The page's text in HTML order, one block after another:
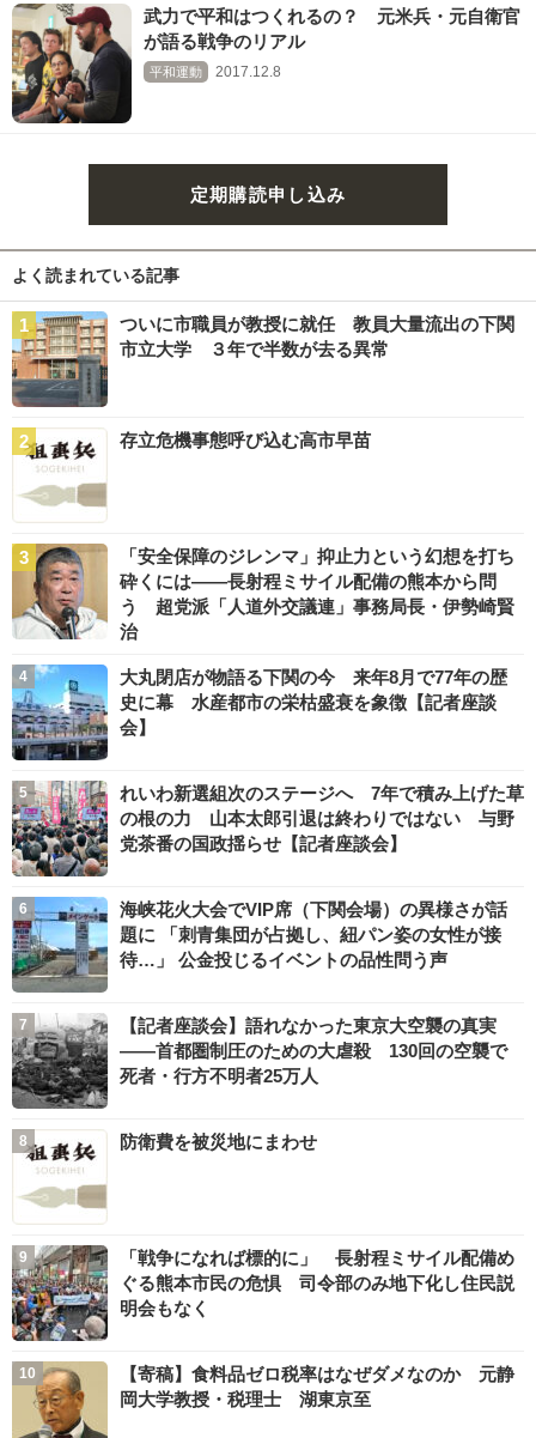
武力で平和はつくれるの？ 元米兵・元自衛官
が語る戦争のリアル
平和運動 2017.12.8
定期購読申し込み
よく読まれている記事
ついに市職員が教授に就任 教員大量流出の下関
市立大学 ３年で半数が去る異常
存立危機事態呼び込む高市早苗
「安全保障のジレンマ」抑止力という幻想を打ち
砕くには――長射程ミサイル配備の熊本から問
う 超党派「人道外交議連」事務局長・伊勢崎賢
治
大丸閉店が物語る下関の今 来年8月で77年の歴
史に幕 水産都市の栄枯盛衰を象徴【記者座談
会】
れいわ新選組次のステージへ 7年で積み上げた草
の根の力 山本太郎引退は終わりではない 与野
党茶番の国政揺らせ【記者座談会】
海峡花火大会でVIP席（下関会場）の異様さが話
題に 「刺青集団が占拠し、紐パン姿の女性が接
待…」 公金投じるイベントの品性問う声
【記者座談会】語れなかった東京大空襲の真実
――首都圏制圧のための大虐殺 130回の空襲で
死者・行方不明者25万人
防衛費を被災地にまわせ
「戦争になれば標的に」 長射程ミサイル配備め
ぐる熊本市民の危惧 司令部のみ地下化し住民説
明会もなく
【寄稿】食料品ゼロ税率はなぜダメなのか 元静
岡大学教授・税理士 湖東京至